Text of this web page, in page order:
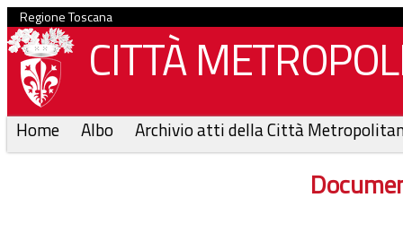
Regione Toscana
CITTÀ
Home Albo Archivio atti della Città